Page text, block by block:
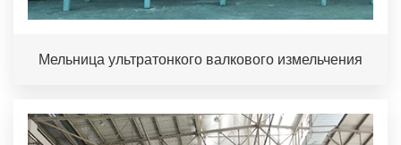
Мельница ультратонкого валкового измельчения